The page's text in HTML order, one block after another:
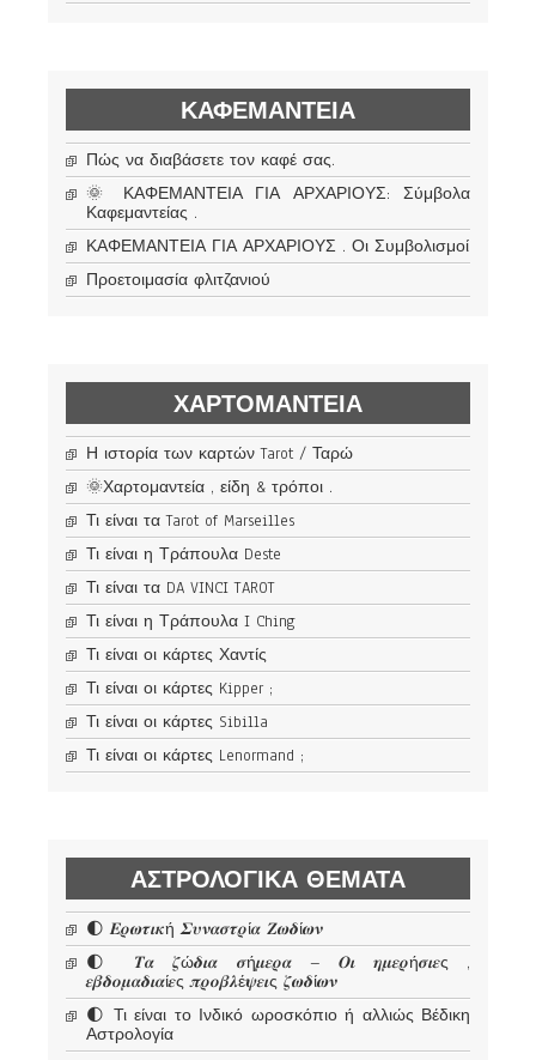
ΚΑΦΕΜΑΝΤΕΊΑ
Πώς να διαβάσετε τον καφέ σας.
🌞 ΚΑΦΕΜΑΝΤΕΙΑ ΓΙΑ ΑΡΧΑΡΙΟΥΣ: Σύμβολα
Καφεμαντείας .
ΚΑΦΕΜΑΝΤΕΙΑ ΓΙΑ ΑΡΧΑΡΙΟΥΣ . Οι Συμβολισμοί
Προετοιμασία φλιτζανιού
ΧΑΡΤΟΜΑΝΤΕΊΑ
Η ιστορία των καρτών Tarot / Ταρώ
🌞Χαρτομαντεία , είδη & τρόποι .
Τι είναι τα Tarot of Marseilles
Τι είναι η Τράπουλα Deste
Τι είναι τα DA VINCI TAROT
Τι είναι η Τράπουλα I Ching
Τι είναι οι κάρτες Χαντίς
Τι είναι οι κάρτες Kipper ;
Τι είναι οι κάρτες Sibilla
Τι είναι οι κάρτες Lenormand ;
ΑΣΤΡΟΛΟΓΙΚΆ ΘΈΜΑΤΑ
🌓 𝜠𝝆𝝎𝝉𝜾𝜿ή 𝜮𝝊𝝂𝜶𝝈𝝉𝝆ί𝜶 𝜡𝝎𝜹ί𝝎𝝂
🌓 𝜯𝜶 𝜻ώ𝜹𝜾𝜶 𝝈ή𝝁𝜺𝝆𝜶 – 𝜪𝜾 𝜼𝝁𝜺𝝆ή𝝈𝜾𝜺ς ,
𝜺𝜷𝜹𝝄𝝁𝜶𝜹𝜾𝜶ί𝜺ς 𝝅𝝆𝝄𝜷𝝀έ𝝍𝜺𝜾ς 𝜻𝝎𝜹ί𝝎𝝂
🌓 Τι είναι το Ινδικό ωροσκόπιο ή αλλιώς Βέδικη
Αστρολογία